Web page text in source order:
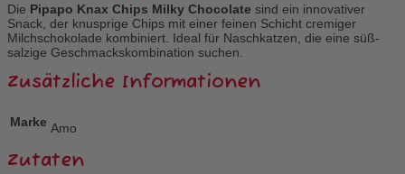
Die Pipapo Knax Chips Milky Chocolate sind ein innovativer
Snack, der knusprige Chips mit einer feinen Schicht cremiger
Milchschokolade kombiniert. Ideal für Naschkatzen, die eine süß-
salzige Geschmackskombination suchen.
Zusätzliche Informationen
Marke Amo
Zutaten